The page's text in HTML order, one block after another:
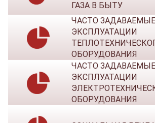
ГАЗА В БЫТУ
ЧАСТО
ЭКСПЛУАТАЦИИ
ОБОРУДОВАНИЯ
ЧАСТО
ЭКСПЛУАТАЦИИ
ОБОРУДОВАНИЯ